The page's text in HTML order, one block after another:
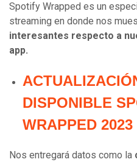
Spotify Wrapped es un
streaming en donde nos
interesantes respecto a
app.
DISPONIBLE
WRAPPED 2023
Nos entregará datos como la